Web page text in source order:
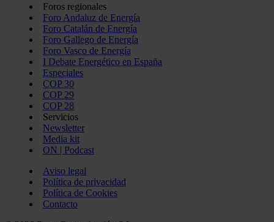
Foros regionales
Foro Andaluz de Energía
Foro Catalán de Energía
Foro Gallego de Energía
Foro Vasco de Energía
I Debate Energético en España
Especiales
COP 30
COP 29
COP 28
Servicios
Newsletter
Media kit
ON | Podcast
Aviso legal
Política de privacidad
Política de Cookies
Contacto